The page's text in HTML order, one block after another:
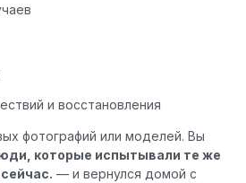
и восстановления
фотографий или моделей. Вы
которые испытывали те же
— и вернулся домой с